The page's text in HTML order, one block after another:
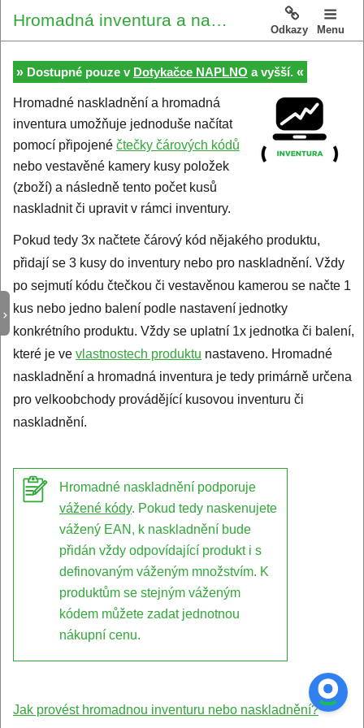
Hromadná inventura a naskladnění
Odkazy Menu
» Dostupné pouze v Dotykačce NAPLNO a vyšší.«
Hromadné naskladnění a hromadná
inventura umožňuje jednoduše načítat
pomocí připojenéčtečky čárových kódů
nebo vestavěné kamery kusy položek
(zboží) a následně tento počet kusů
naskladnit či upravit v rámci inventury.
Pokud tedy 3x načtete čárový kód nějakého produktu,
přidají se 3 kusy do inventury nebo pro naskladnění. Vždy
po sejmutí kódu čtečkou či vestavěnou kamerou se načte 1
kus nebo jedno balení podle nastavení jednotky
konkrétního produktu. Vždy se uplatní 1x jednotka či balení,
které je vevlastnostech produktu nastaveno. Hromadné
naskladnění a hromadná inventura je tedy primárně určena
pro velkoobchody provádějící kusovou inventuru či
naskladnění.
Hromadné naskladnění podporuje
vážené kódy. Pokud tedy naskenujete
vážený EAN, k naskladnění bude
přidán vždy odpovídající produkt i s
definovaným váženým množstvím. K
produktům se stejným váženým
kódem můžete zadat jednotnou
nákupní cenu.
Jak provést hromadnou inventuru nebo naskladnění?